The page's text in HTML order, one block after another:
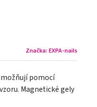
Značka: EXPA-nails
pomocí
Magnetické gely